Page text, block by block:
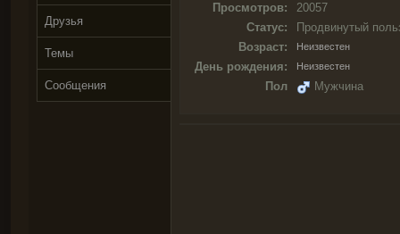
Друзья
Темы
Сообщения
Просмотров:
20057
Статус:
Продвинутый
Возраст:
Неизвестен
День рождения: Неизвестен
Пол Мужчина